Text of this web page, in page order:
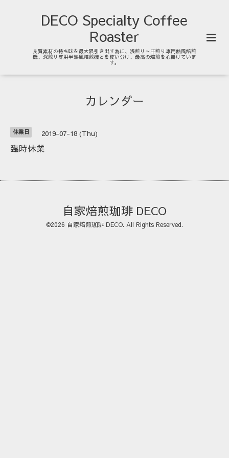
DECO Specialty Coffee
Roaster
良質素材の持ち味を最大限引き出す為に、浅煎り～中煎り専用熱風焙煎
機、深煎り専用半熱風焙煎機とを使い分け、最高の焙煎を心掛けていま
す。
カレンダー
休業日 2019-07-18 (Thu)
臨時休業
自家焙煎珈琲 DECO
©2026 自家焙煎珈琲 DECO. All Rights Reserved.